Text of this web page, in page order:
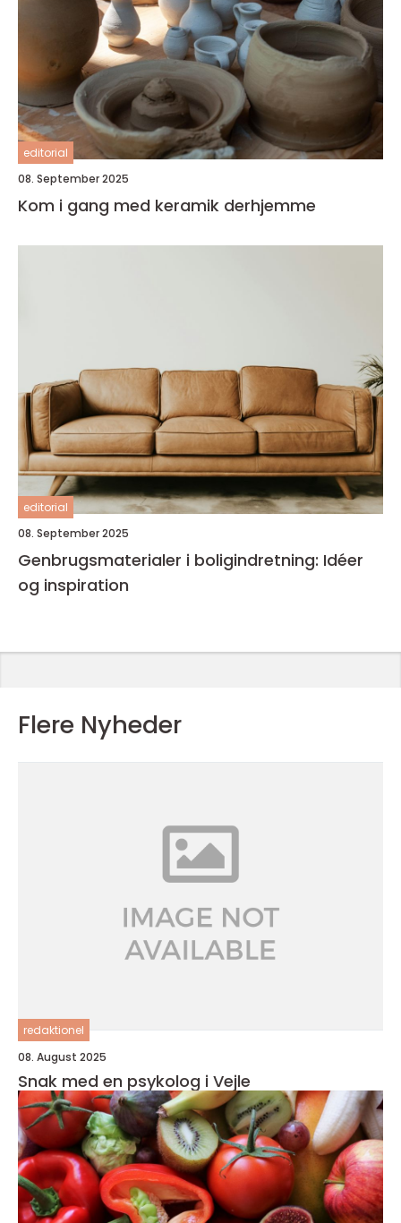
editorial
08. September 2025
Kom i gang med keramik derhjemme
editorial
08. September 2025
Genbrugsmaterialer i boligindretning: Idéer
og inspiration
Flere Nyheder
redaktionel
08. August 2025
Snak med en psykolog i Vejle